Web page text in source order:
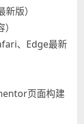
版）
、Edge最新
页面构建